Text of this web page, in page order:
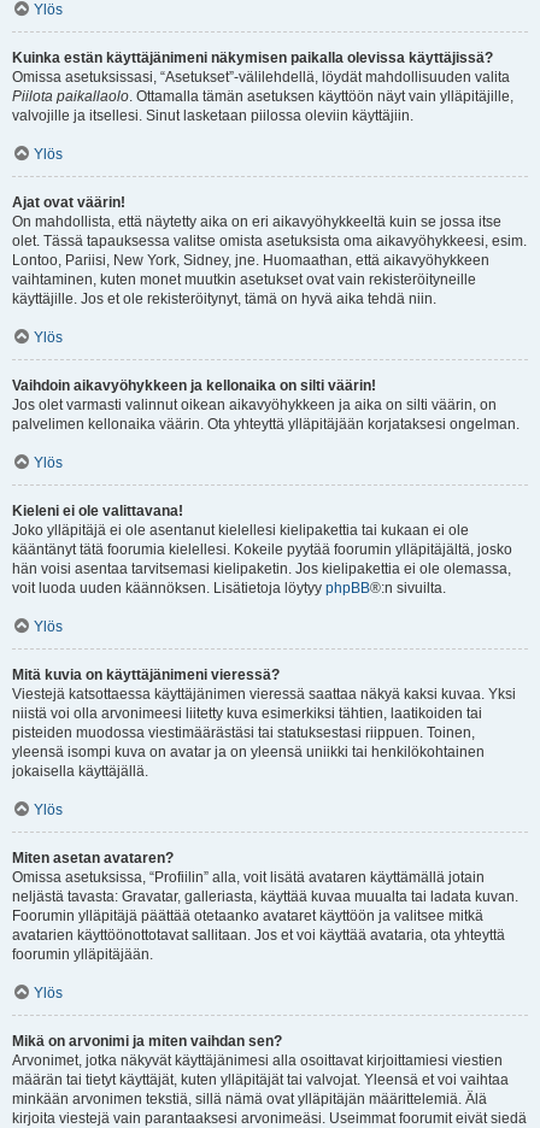
Ylös
Kuinka estän käyttäjänimeni näkymisen paikalla olevissa käyttäjissä?
Omissa asetuksissasi, “Asetukset”-välilehdellä, löydät mahdollisuuden valita
Piilota paikallaolo. Ottamalla tämän asetuksen käyttöön näyt vain ylläpitäjille,
valvojille ja itsellesi. Sinut lasketaan piilossa oleviin käyttäjiin.
Ylös
Ajat ovat väärin!
On mahdollista, että näytetty aika on eri aikavyöhykkeeltä kuin se jossa itse
olet. Tässä tapauksessa valitse omista asetuksista oma aikavyöhykkeesi, esim.
Lontoo, Pariisi, New York, Sidney, jne. Huomaathan, että aikavyöhykkeen
vaihtaminen, kuten monet muutkin asetukset ovat vain rekisteröityneille
käyttäjille. Jos et ole rekisteröitynyt, tämä on hyvä aika tehdä niin.
Ylös
Vaihdoin aikavyöhykkeen ja kellonaika on silti väärin!
Jos olet varmasti valinnut oikean aikavyöhykkeen ja aika on silti väärin, on
palvelimen kellonaika väärin. Ota yhteyttä ylläpitäjään korjataksesi ongelman.
Ylös
Kieleni ei ole valittavana!
Joko ylläpitäjä ei ole asentanut kielellesi kielipakettia tai kukaan ei ole
kääntänyt tätä foorumia kielellesi. Kokeile pyytää foorumin ylläpitäjältä, josko
hän voisi asentaa tarvitsemasi kielipaketin. Jos kielipakettia ei ole olemassa,
voit luoda uuden käännöksen. Lisätietoja löytyy phpBB®:n sivuilta.
Ylös
Mitä kuvia on käyttäjänimeni vieressä?
Viestejä katsottaessa käyttäjänimen vieressä saattaa näkyä kaksi kuvaa. Yksi
niistä voi olla arvonimeesi liitetty kuva esimerkiksi tähtien, laatikoiden tai
pisteiden muodossa viestimäärästäsi tai statuksestasi riippuen. Toinen,
yleensä isompi kuva on avatar ja on yleensä uniikki tai henkilökohtainen
jokaisella käyttäjällä.
Ylös
Miten asetan avataren?
Omissa asetuksissa, “Profiilin” alla, voit lisätä avataren käyttämällä jotain
neljästä tavasta: Gravatar, galleriasta, käyttää kuvaa muualta tai ladata kuvan.
Foorumin ylläpitäjä päättää otetaanko avataret käyttöön ja valitsee mitkä
avatarien käyttöönottotavat sallitaan. Jos et voi käyttää avataria, ota yhteyttä
foorumin ylläpitäjään.
Ylös
Mikä on arvonimi ja miten vaihdan sen?
Arvonimet, jotka näkyvät käyttäjänimesi alla osoittavat kirjoittamiesi viestien
määrän tai tietyt käyttäjät, kuten ylläpitäjät tai valvojat. Yleensä et voi vaihtaa
minkään arvonimen tekstiä, sillä nämä ovat ylläpitäjän määrittelemiä. Älä
kirjoita viestejä vain parantaaksesi arvonimeäsi. Useimmat foorumit eivät siedä